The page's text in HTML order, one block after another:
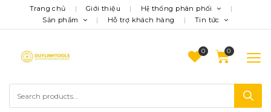
Trang chủ Giới thiệu
Hệ thống phân phối
Sản phẩm
Hỗ trợ khách hàng Tin tức
0